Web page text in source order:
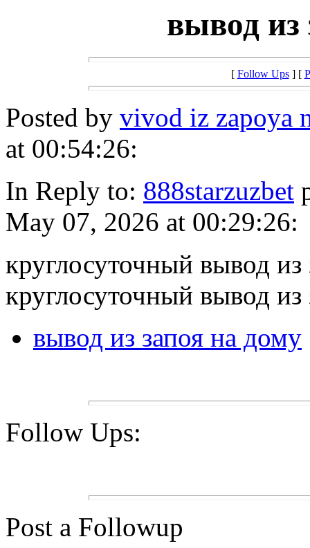
вывод из
[ Follow Ups] [
Posted by vivod iz zapoya
at 00:54:26:
In Reply to: 888starzuzbet
May 07, 2026 at 00:29:26:
круглосуточный вывод из
круглосуточный вывод из
вывод из запоя на дому
Follow Ups:
Post a Followup